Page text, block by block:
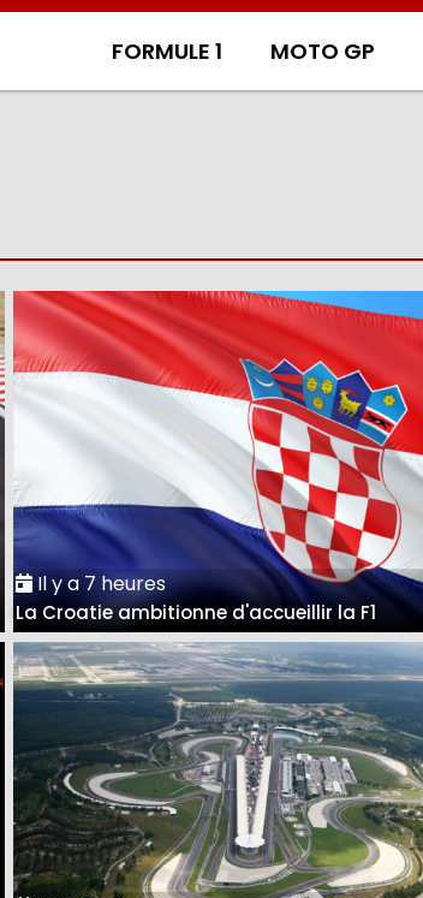
FORMULE 1 MOTO GP
Il y a 7 heures
La Croatie ambitionne d'accueillir la F1